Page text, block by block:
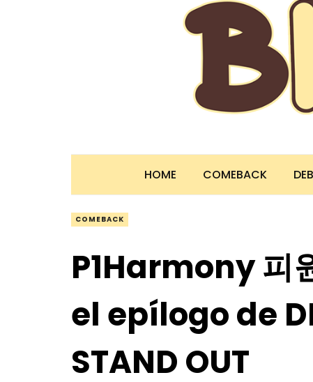
HOME COMEBACK
COMEBACK
P1Harmony 피
el epílogo de
STAND OUT